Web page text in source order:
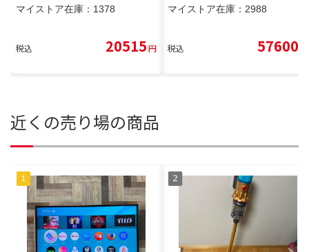
マイストア在庫： 1378
税込 20515円
マイストア在庫： 2988
税込 57600
近くの売り場の商品